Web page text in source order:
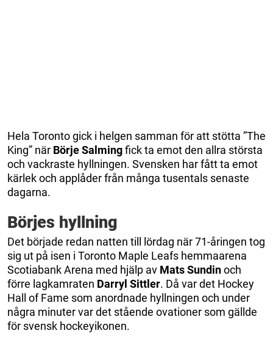
Hela Toronto gick i helgen samman för att stötta ”The
King” när Börje Salmingfick ta emot den allra största
och vackraste hyllningen. Svensken har fått ta emot
kärlek och applåder från många tusentals senaste
dagarna.
Börjes hyllning
Det började redan natten till lördag när 71-åringen tog
sig ut på isen i Toronto Maple Leafs hemmaarena
Scotiabank Arena med hjälp av Mats Sundinoch
förre lagkamraten Darryl Sittler. Då var det Hockey
Hall of Fame som anordnade hyllningen och under
några minuter var det stående ovationer som gällde
för svensk hockeyikonen.